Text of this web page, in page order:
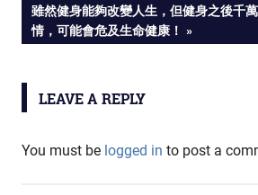
navigation
NEXT
POST:
雖然健身能夠改變人生，但健身之後千
情，可能會危及生命健康！
LEAVE A REPLY
You must be logged in to post a